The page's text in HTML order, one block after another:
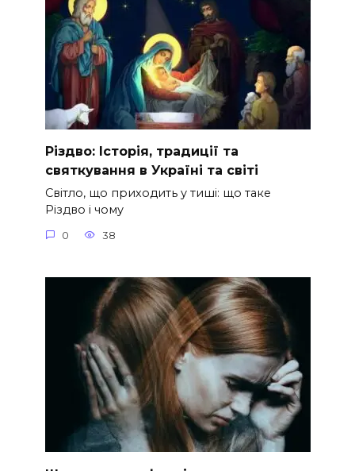
Різдво: Історія, традиції та
святкування в Україні та світі
Світло, що приходить у тиші: що таке
Різдво і чому
0 38